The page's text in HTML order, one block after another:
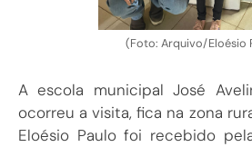
(Foto: Arquivo/Eloésio
A escola municipal José
ocorreu a visita, fica na zona
Eloésio Paulo foi recebido